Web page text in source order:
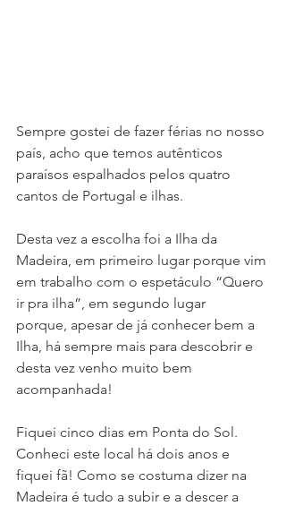
Sempre gostei de fazer férias no nosso
país, acho que temos autênticos
paraísos espalhados pelos quatro
cantos de Portugal e ilhas.
Desta vez a escolha foi a Ilha da
Madeira, em primeiro lugar porque vim
em trabalho com o espetáculo “Quero
ir pra ilha”, em segundo lugar
porque, apesar de já conhecer bem a
Ilha, há sempre mais para descobrir e
desta vez venho muito bem
acompanhada!
Fiquei cinco dias em Ponta do Sol.
Conheci este local há dois anos e
fiquei fã! Como se costuma dizer na
Madeira é tudo a subir e a descer a